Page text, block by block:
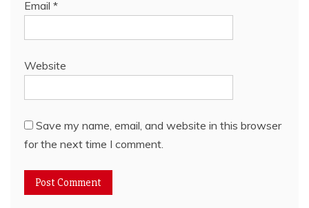
Email *
Website
Save my name, email, and website in this browser
for the next time I comment.